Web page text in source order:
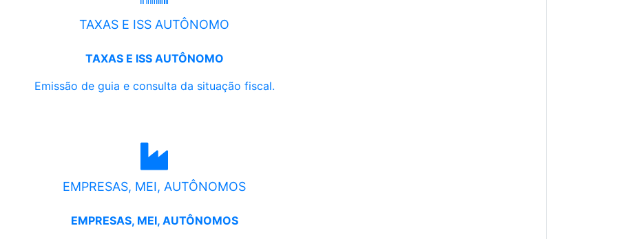
TAXAS E ISS AUTÔNOMO
TAXAS E ISS AUTÔNOMO
Emissão de guia e consulta da situação fiscal.
EMPRESAS, MEI, AUTÔNOMOS
EMPRESAS, MEI, AUTÔNOMOS